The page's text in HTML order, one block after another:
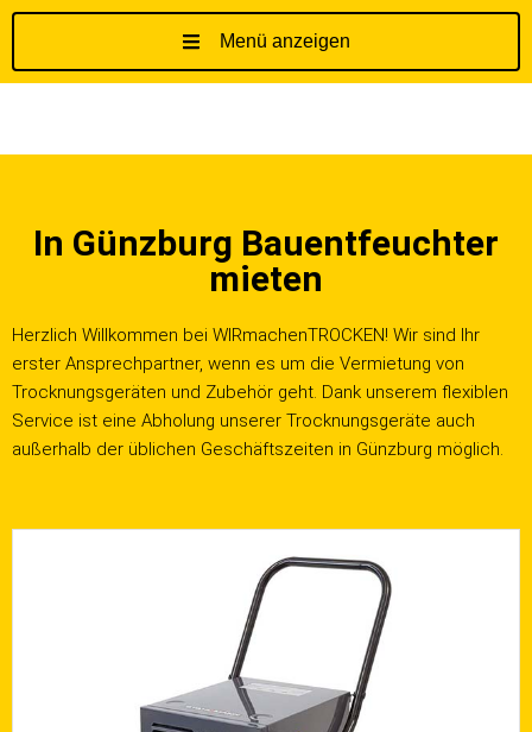
Menü anzeigen
In Günzburg Bauentfeuchter
mieten
Herzlich Willkommen bei WIRmachenTROCKEN! Wir sind Ihr
erster Ansprechpartner, wenn es um die Vermietung von
Trocknungsgeräten und Zubehör geht. Dank unserem flexiblen
Service ist eine Abholung unserer Trocknungsgeräte auch
außerhalb der üblichen Geschäftszeiten in Günzburg möglich.